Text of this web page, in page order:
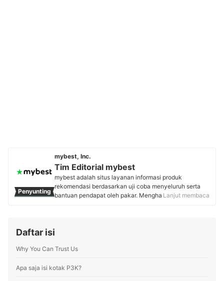
Penyunting
mybest, Inc.
Tim Editorial mybest
mybest adalah situs layanan informasi produk
rekomendasi berdasarkan uji coba menyeluruh serta
bantuan pendapat oleh pakar. Menghasilkan konten
Profil Tim Editorial mybest
Lanjut membaca
Daftar isi
Why You Can Trust Us
Apa saja isi kotak P3K?